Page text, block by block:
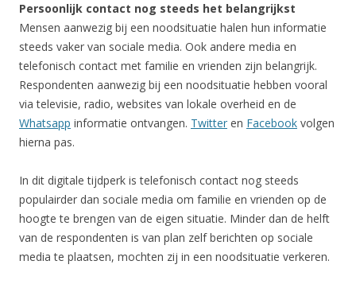
Persoonlijk contact nog steeds het belangrijkst
Mensen aanwezig bij een noodsituatie halen hun informatie
steeds vaker van sociale media. Ook andere media en
telefonisch contact met familie en vrienden zijn belangrijk.
Respondenten aanwezig bij een noodsituatie hebben vooral
via televisie, radio, websites van lokale overheid en de
Whatsapp informatie ontvangen. Twitter en Facebook volgen
hierna pas.
In dit digitale tijdperk is telefonisch contact nog steeds
populairder dan sociale media om familie en vrienden op de
hoogte te brengen van de eigen situatie. Minder dan de helft
van de respondenten is van plan zelf berichten op sociale
media te plaatsen, mochten zij in een noodsituatie verkeren.